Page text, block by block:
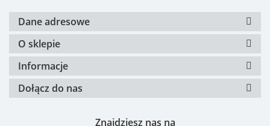
Dane adresowe
O sklepie
Informacje
Dołącz do nas
Znajdziesz nas na